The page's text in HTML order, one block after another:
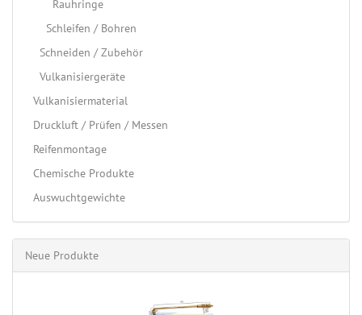
Rauhringe
Schleifen / Bohren
Schneiden / Zubehör
Vulkanisiergeräte
Vulkanisiermaterial
Druckluft / Prüfen / Messen
Reifenmontage
Chemische Produkte
Auswuchtgewichte
Neue Produkte